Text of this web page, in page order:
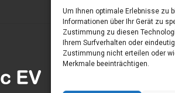
Um Ihnen optimale Erlebnisse zu
Informationen über Ihr Gerät zu
Zustimmung zu diesen
Ihrem Surfverhalten oder
Zustimmung nicht erteilen oder
Merkmale beeinträchtigen.